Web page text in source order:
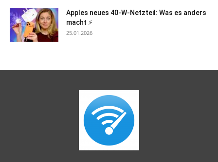
Apples neues 40-W-Netzteil: Was es anders
macht ⚡
25.01.2026